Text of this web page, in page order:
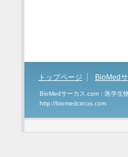
トップページ BioMed
BioMedサーカス.com：医学生
http://biomedcircus.com